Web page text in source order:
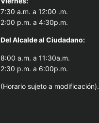
7:30 a.m. a 12:00 .m.
2:00 p.m. a 4:30p.m.
Del Alcalde al Ciudadano:
8:00 a.m. a 11:30a.m.
2:30 p.m. a 6:00p.m.
(Horario sujeto a modificación).